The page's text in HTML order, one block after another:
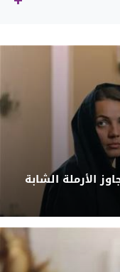
الأرملة الشابة